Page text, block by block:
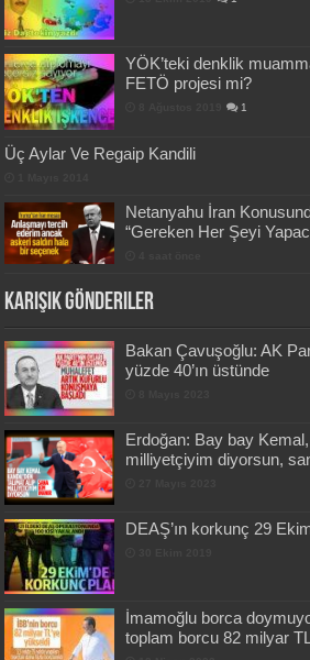
YÖK’teki denklik
FETÖ projesi mi?
1
Üç Aylar Ve Regaip Kandili
Netanyahu İran
“Gereken Her Şeyi
Karışık Gönderiler
Bakan Çavuşoğlu: AK
yüzde 40’ın üstünde
Erdoğan: Bay bay Kemal,
milliyetçiyim diyorsun,
DEAŞ’ın korkunç 29
İmamoğlu borca
toplam borcu 82 milyar